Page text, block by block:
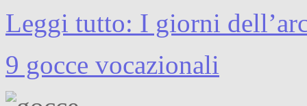
Leggi tutto: I giorni
9 gocce vocazionali